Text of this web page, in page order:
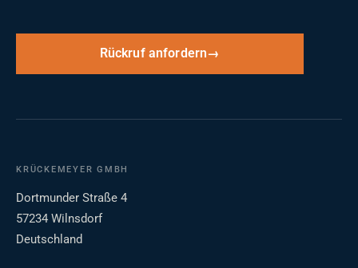
Rückruf anfordern
KRÜCKEMEYER GMBH
Dortmunder Straße 4
57234 Wilnsdorf
Deutschland